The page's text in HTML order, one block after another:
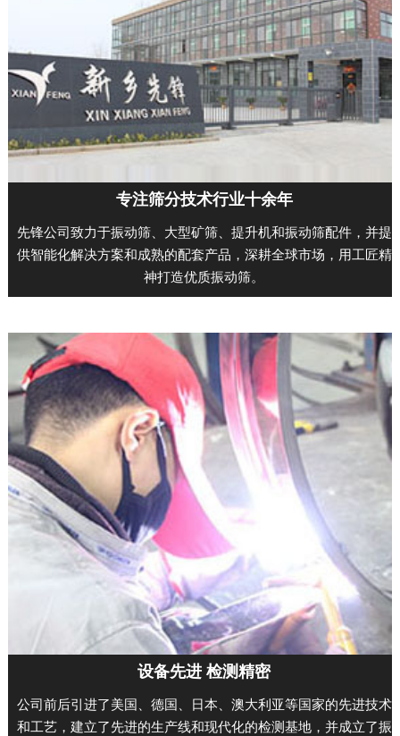
专注筛分技术行业十余年
先锋公司致力于振动筛、大型矿筛、提升机和振动筛配件，并提
供智能化解决方案和成熟的配套产品，深耕全球市场，用工匠精
神打造优质振动筛。
设备先进 检测精密
公司前后引进了美国、德国、日本、澳大利亚等国家的先进技术
和工艺，建立了先进的生产线和现代化的检测基地，并成立了振